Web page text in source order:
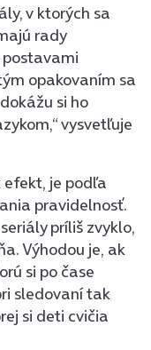
v ktorých sa
rady
postavami
opakovaním sa
si ho
vysvetľuje
efekt, je podľa
pravidelnosť.
príliš zvyklo,
Výhodou je, ak
si po čase
sledovaní tak
si deti cvičia